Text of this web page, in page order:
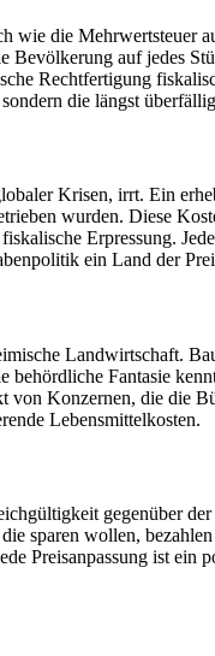
wie die
Bevölkerung auf jedes
Rechtfertigung
die längst
Krisen, irrt. Ein
wurden. Diese
Erpressung.
ein Land der
Landwirtschaft.
Fantasie
Konzernen, die die
Lebensmittelkosten.
gegenüber
sparen wollen,
Preisanpassung ist